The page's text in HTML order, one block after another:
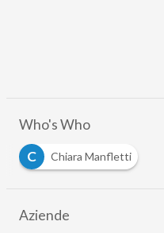
Who's Who
C
Chiara Manfletti
Aziende